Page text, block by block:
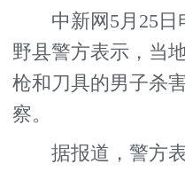
中新网5月25日
野县警方表示，当
枪和刀具的男子杀
察。
据报道，警方表